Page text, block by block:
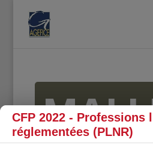
CFP 2022 - Professions
réglementées (PLNR)